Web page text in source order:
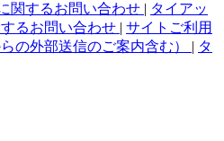
関するお問い合わせ | タイアッ
るお問い合わせ | サイトご利用
の外部送信のご案内含む） | タ